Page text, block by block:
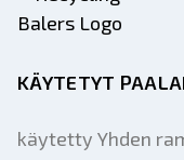
KÄYTETYT
käytetty Yhden